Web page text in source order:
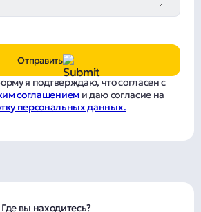
Отправить
я подтверждаю, что согласен с
соглашениеми даю согласие на
персональных данных.
Где вы находитесь?